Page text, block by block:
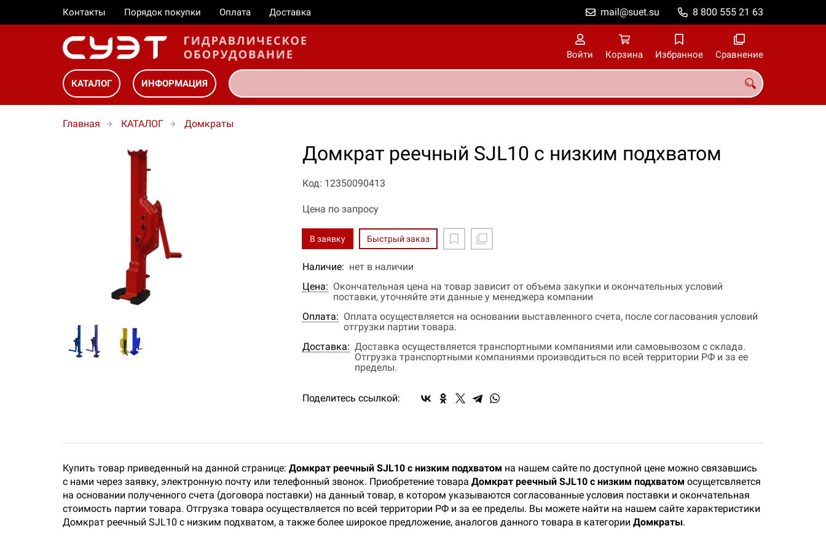
Контакты Порядок покупки Оплата Доставка 8 800 555 21 63
mail@suet.su
Войти Корзина Избранное Сравнение
КАТАЛОГ ИНФОРМАЦИЯ
Главная КАТАЛОГ Домкраты
Домкрат реечный SJL10 с низким подхватом
Код: 12350090413
Цена по запросу
В заявку Быстрый заказ
Наличие: нет в наличии
Цена: Окончательная цена на товар зависит от объема закупки и окончательных условий
поставки, уточняйте эти данные у менеджера компании
Оплата: Оплата осуществляется на основании выставленного счета, после согласования условий
отгрузки партии товара.
Доставка: Доставка осуществляется транспортными компаниями или самовывозом с склада.
Отгрузка транспортными компаниями производиться по всей территории РФ и за ее
пределы.
Поделитесь ссылкой:
Купить товар приведенный на данной странице: Домкрат реечный SJL10 с низким подхватом на нашем сайте по доступной цене можно связавшись
с нами через заявку, электронную почту или телефонный звонок. Приобретение товара Домкрат реечный SJL10 с низким подхватом осущетсвляется
на основании полученного счета (договора поставки) на данный товар, в котором указываются согласованные условия поставки и окончательная
стоимость партии товара. Отгрузка товара осуществляется по всей территории РФ и за ее пределы. Вы можете найти на нашем сайте характеристики
Домкрат реечный SJL10 с низким подхватом, а также более широкое предложение, аналогов данного товара в категории Домкраты.